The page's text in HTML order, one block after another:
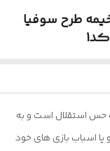
طرح سوفیا
حس استقلال است و به
اسباب بازی های خود